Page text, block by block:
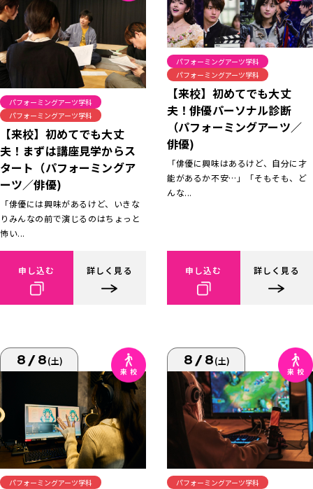
パフォーミングアーツ学科
パフォーミングアーツ学科
【来校】初めてでも大丈
夫！まずは講座見学からス
タート（パフォーミングア
ーツ／俳優)
「俳優には興味があるけど、いきな
りみんなの前で演じるのはちょっと
怖い...
申し込む 詳しく見る
パフォーミングアーツ学科
パフォーミングアーツ学科
【来校】初めてでも大丈
夫！俳優パーソナル診断
（パフォーミングアーツ／
俳優)
「俳優に興味はあるけど、自分に才
能があるか不安…」「そもそも、ど
んな...
申し込む 詳しく見る
8/8(土)
パフォーミングアーツ学科
8/8(土)
パフォーミングアーツ学科